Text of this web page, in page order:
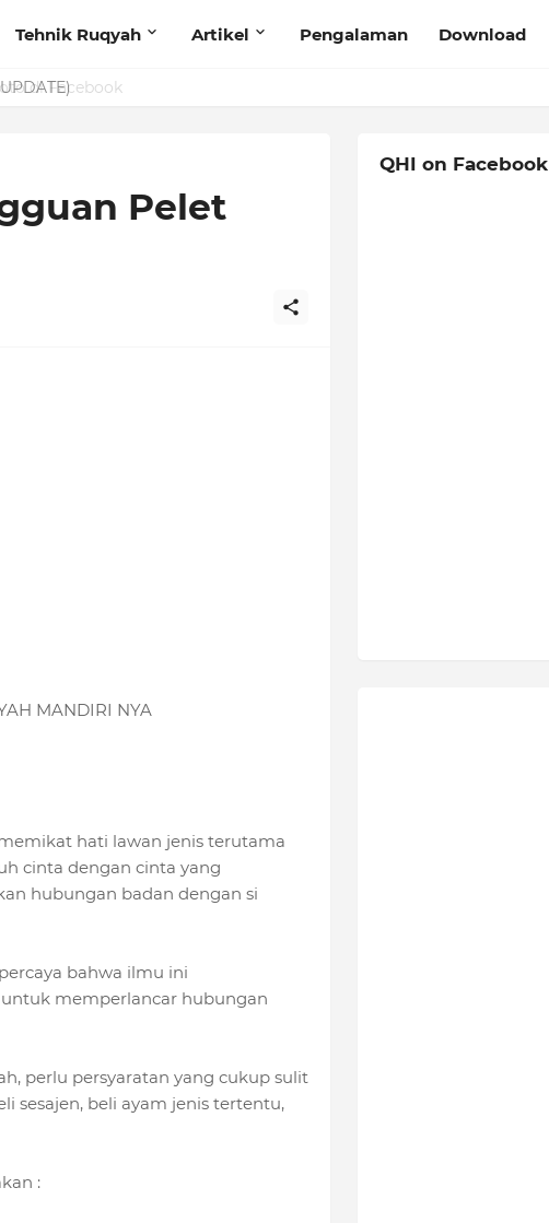
Tehnik Ruqyah Artikel Pengalaman Download
di Facebook
Pelet
MANDIRI NYA
hati lawan jenis terutama
cinta dengan cinta yang
hubungan badan dengan si
bahwa ilmu ini
memperlancar hubungan
perlu persyaratan yang cukup sulit
sesajen, beli ayam jenis tertentu,
:
QHI on Facebook